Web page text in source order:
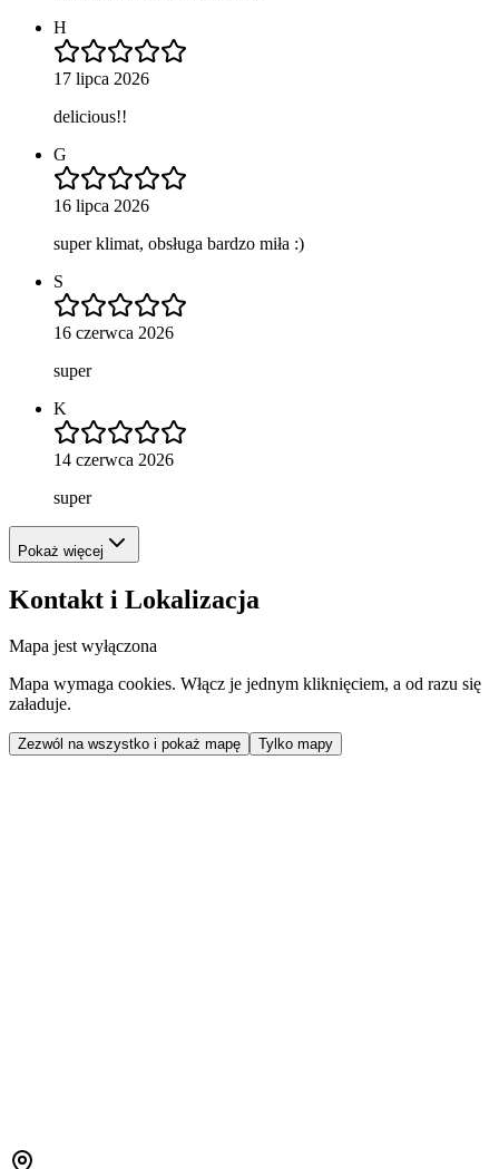
H
17 lipca 2026
delicious!!
G
16 lipca 2026
super klimat, obsługa bardzo miła :)
S
16 czerwca 2026
super
K
14 czerwca 2026
super
Pokaż więcej
Kontakt i Lokalizacja
Mapa jest wyłączona
Mapa wymaga cookies. Włącz je jednym kliknięciem, a od razu się
załaduje.
Zezwól na wszystko i pokaż mapę Tylko mapy